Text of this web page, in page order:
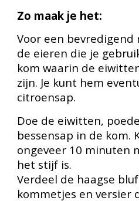
Zo maak je het:
Voor een
de eieren die je
kom waarin de
zijn. Je kunt hem
citroensap.
Doe de eiwitten,
bessensap in de kom.
ongeveer 10 minuten
het stijf is.
Verdeel de haagse
kommetjes en versier